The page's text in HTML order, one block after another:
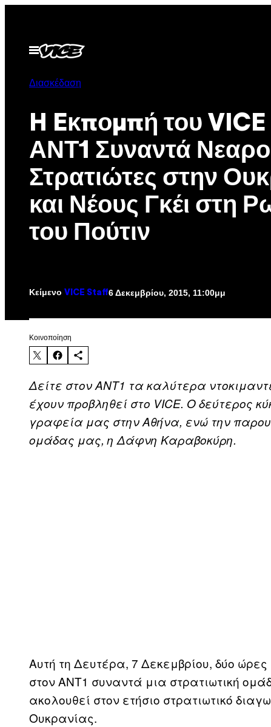
περιεχόμενο
Ανοίξτε
το
Διασκέδαση
H Eκπομπή του VICE
ΑΝΤ1 Συναντά
Στρατιώτες στην
και Νέους Γκέι στη
του Πούτιν
Κείμενο VICE Staff6 Δεκεμβρίου, 2015, 11:00μμ
Kοινοποίηση
Δείτε στον ΑΝΤ1 τα καλύτερα
έχουν προβληθεί στο VICE. Ο δεύτερος
γραφεία μας στην Αθήνα, ενώ την
ομάδας μας, η Δάφνη Καραβοκύρη.
Αυτή τη Δευτέρα, 7 Δεκεμβρίου, δύο
στον ΑΝΤ1 συναντά μια στρατιωτική
ακολουθεί στον ετήσιο στρατιωτικό
Ουκρανίας.